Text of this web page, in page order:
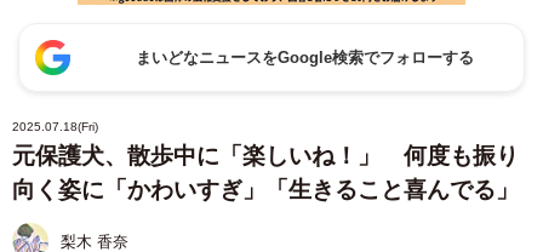
まいどなニュースをGoogle検索でフォローする
2025.07.18(Fri)
元保護犬、散歩中に「楽しいね！」 何度も振り
向く姿に「かわいすぎ」「生きること喜んでる」
梨木 香奈